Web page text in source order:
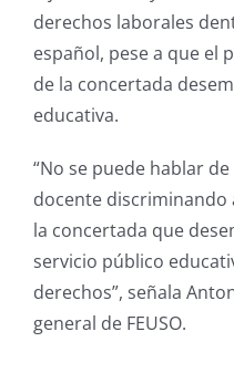
derechos laborales
español, pese a que el
de la concertada
educativa.
“No se puede hablar
docente discriminando
la concertada que
servicio público
derechos”, señala
general de FEUSO.